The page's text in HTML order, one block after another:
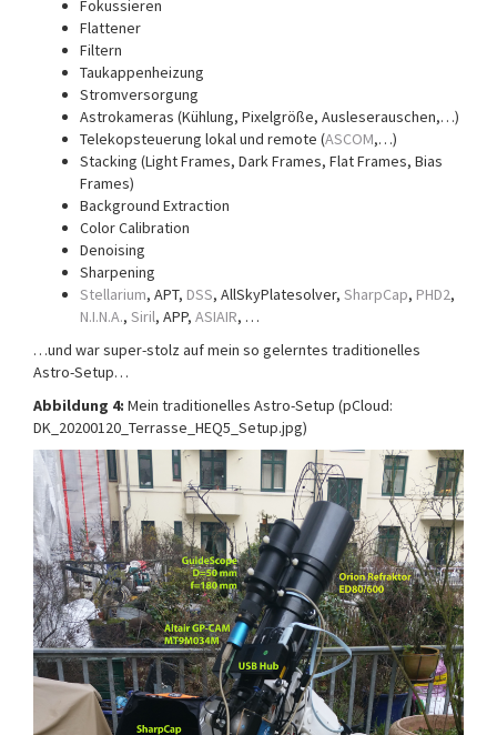
Fokussieren
Flattener
Filtern
Taukappenheizung
Stromversorgung
Astrokameras (Kühlung, Pixelgröße, Ausleserauschen,…)
Telekopsteuerung lokal und remote (ASCOM,…)
Stacking (Light Frames, Dark Frames, Flat Frames, Bias
Frames)
Background Extraction
Color Calibration
Denoising
Sharpening
Stellarium, APT, DSS, AllSkyPlatesolver, SharpCap, PHD2,
N.I.N.A., Siril, APP, ASIAIR, …
…und war super-stolz auf mein so gelerntes traditionelles
Astro-Setup…
Abbildung 4: Mein traditionelles Astro-Setup (pCloud:
DK_20200120_Terrasse_HEQ5_Setup.jpg)